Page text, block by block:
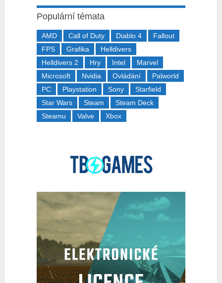
Populární témata
AMD Call of Duty Diablo 4
Fallout
FPS
Grafika
Helldivers
Helldivers 2
Hry Intel
Marvel
Microsoft
Nvidia Ovládání
Palworld
PC
Playstation Sony
Starfield
Star Wars
Steam
Steam Deck
Steamu
Valve Xbox